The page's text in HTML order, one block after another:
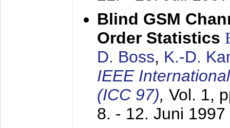
Blind GSM
Order Statistics
D. Boss, K.-D.
IEEE
(ICC 97), Vol. 1,
8. - 12. Juni 1997